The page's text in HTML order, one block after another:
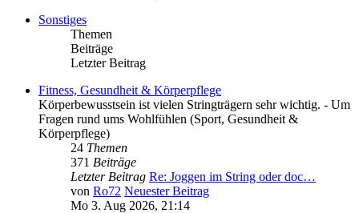
Sonstiges
Themen
Beiträge
Letzter Beitrag
Fitness, Gesundheit & Körperpflege
Körperbewusstsein ist vielen Stringträgern sehr wichtig. - Um
Fragen rund ums Wohlfühlen (Sport, Gesundheit &
Körperpflege)
24 Themen
371 Beiträge
Letzter Beitrag Re: Joggen im String oder doc…
von Ro72 Neuester Beitrag
Mo 3. Aug 2026, 21:14